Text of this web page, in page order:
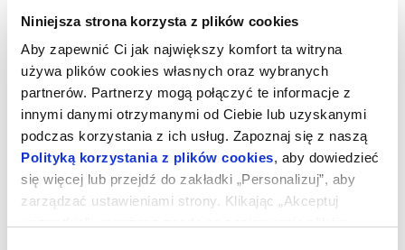
Niniejsza strona korzysta z plików cookies
Aby zapewnić Ci jak największy komfort ta witryna
używa plików cookies własnych oraz wybranych
partnerów. Partnerzy mogą połączyć te informacje z
innymi danymi otrzymanymi od Ciebie lub uzyskanymi
podczas korzystania z ich usług. Zapoznaj się z naszą
Polityką korzystania z plików cookies, aby dowiedzieć
się więcej lub przejdź do zakładki „Personalizuj”, aby
zarządzać ustawieniami strony. Klikając „Akceptuj
.biz
Rejestracja jest dostępna dla każdej osoby oraz podmiotu
gospodarczego. Rozszerzenie.biz business ) jest zazwyczaj
używane dla biznesowych stron stron w języku angielskim (lub
wielojęzycznych).
Czas trwania:12 miesięcy.
Okres dezaktywacji: w ciągu 40 dni od daty wygaśnięcia.
Okres wykupu: w ciągu 30 dni od zakończenia okresu
dezaktywacji.
.name